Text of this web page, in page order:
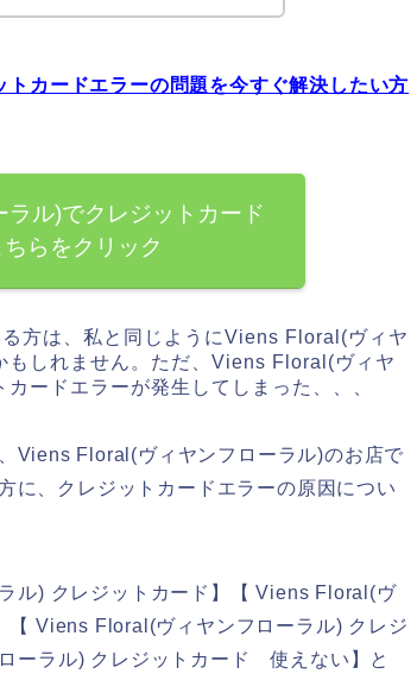
カードエラーの問題を今すぐ解決したい方
ル)でクレジットカード
らをクリック
方は、私と同じようにViens Floral(ヴィヤ
もしれません。ただ、Viens Floral(ヴィヤ
ードエラーが発生してしまった、、、
Viens Floral(ヴィヤンフローラル)のお店で
に、クレジットカードエラーの原因につい
ル) クレジットカード】【 Viens Floral(ヴ
Viens Floral(ヴィヤンフローラル) クレジ
ーラル) クレジットカード 使えない】と